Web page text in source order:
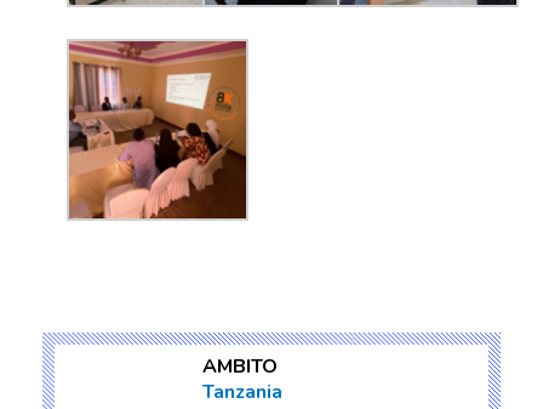
AMBITO
Tanzania